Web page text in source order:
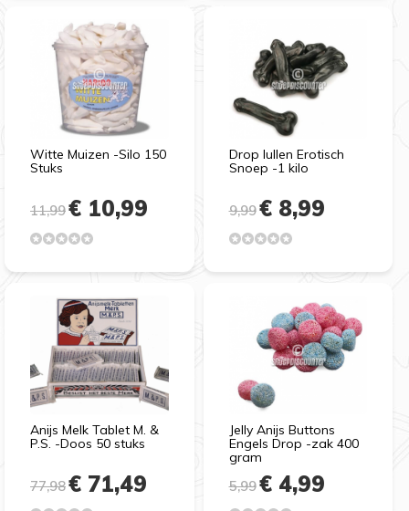
Witte Muizen -Silo 150
Stuks
11,99€ 10,99
Drop lullen Erotisch
Snoep -1 kilo
9,99€ 8,99
Anijs Melk Tablet M. &
P.S. -Doos 50 stuks
77,98€ 71,49
Jelly Anijs Buttons
Engels Drop -zak 400
gram
5,99€ 4,99